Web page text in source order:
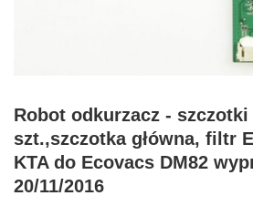
Robot odkurzacz - szczotki
szt.,szczotka główna, filtr
KTA do Ecovacs DM82
20/11/2016